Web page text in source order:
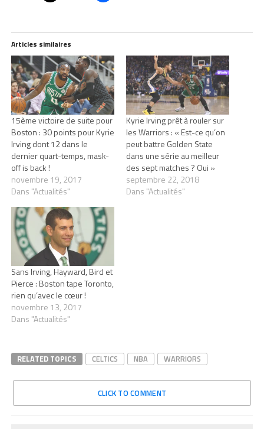
Articles similaires
15ème victoire de suite pour
Boston : 30 points pour Kyrie
Irving dont 12 dans le
dernier quart-temps, mask-
off is back !
novembre 19, 2017
Dans "Actualités"
Kyrie Irving prêt à rouler sur
les Warriors : « Est-ce qu’on
peut battre Golden State
dans une série au meilleur
des sept matches ? Oui »
septembre 22, 2018
Dans "Actualités"
Sans Irving, Hayward, Bird et
Pierce : Boston tape Toronto,
rien qu’avec le cœur !
novembre 13, 2017
Dans "Actualités"
RELATED TOPICS CELTICS NBA WARRIORS
CLICK TO COMMENT